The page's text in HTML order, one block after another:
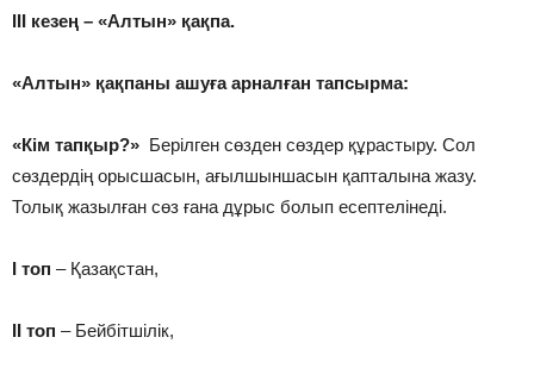
ІІІ кезең – «Алтын» қақпа.
«Алтын» қақпаны ашуға арналған тапсырма:
«Кім тапқыр?» Берілген сөзден сөздер құрастыру. Сол
сөздердің орысшасын, ағылшыншасын қапталына жазу.
Толық жазылған сөз ғана дұрыс болып есептелінеді.
І топ – Қазақстан,
ІІ топ – Бейбітшілік,